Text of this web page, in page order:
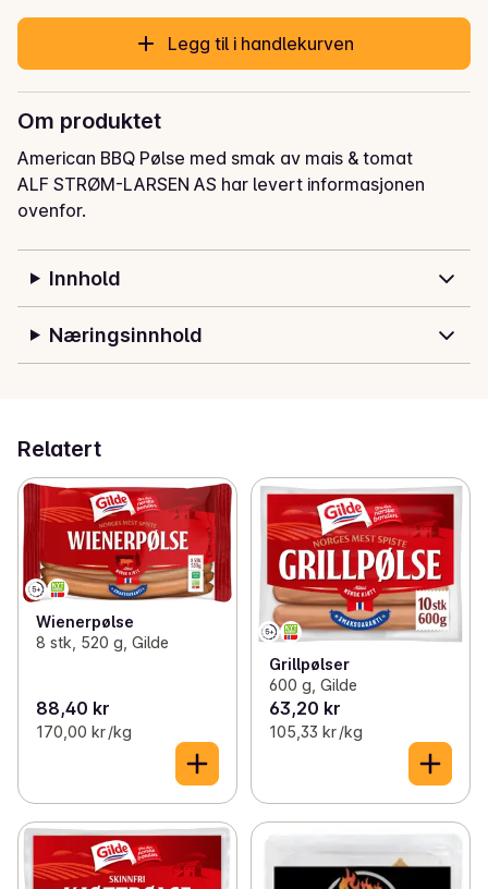
Legg til i handlekurven
Om produktet
American BBQ Pølse med smak av mais & tomat
ALF STRØM-LARSEN AS har levert informasjonen
ovenfor.
Innhold
Næringsinnhold
Relatert
Wienerpølse
8 stk, 520 g, Gilde
88,40 kr
170,00 kr /kg
Grillpølser
600 g, Gilde
63,20 kr
105,33 kr /kg